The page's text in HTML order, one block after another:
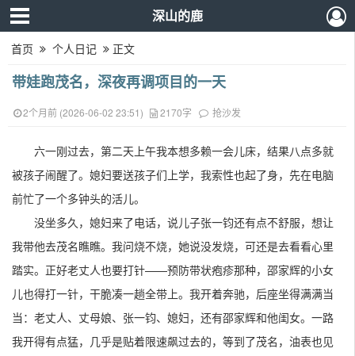
深山的鹿
首页 个人日记 正文
带娃跑茂名，深夜再调项目的一天
2个月前 (2026-06-02 23:51) 2170字 抢沙发
六一刚过去，第二天上午我本想多赖一会儿床，结果八点多就
被孩子闹醒了。媳妇要送孩子们上学，我索性也起了身，先在电脑
前忙了一个多钟头的活儿。
没坐多久，媳妇来了电话，说儿子张一钧还有点不舒服，想让
我带他去茂名瞧瞧。我问烧不烧，她说没发烧，可还是去看看心里
踏实。正好老丈人也要打针——预防带状疱疹那种，邵家辉的小女
儿也得打一针，干脆凑一趟全带上。我开着奔驰，后座坐得满满当
当：老丈人、丈母娘、张一钧、媳妇，还有邵家辉和他闺女。一路
我开得有点猛，几乎是贴着限速飙过去的，等到了茂名，油表也见